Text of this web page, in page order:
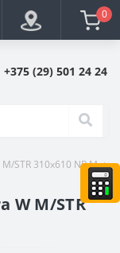
0
+375 (29) 501 24 24
STR 310x610 NR Mat
W M/STR